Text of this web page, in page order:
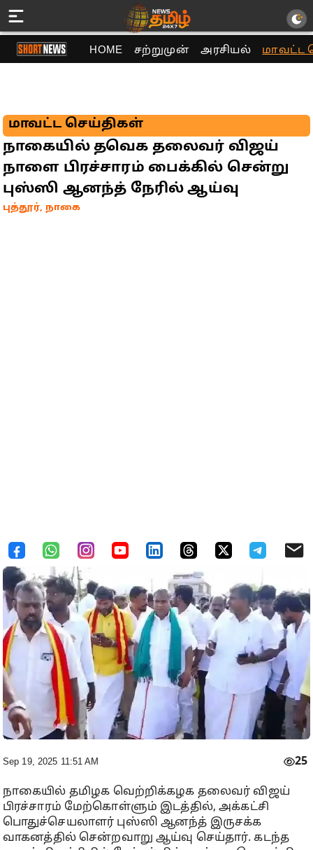
HOME சற்றுமுன் அரசியல் மாவட்ட
மாவட்ட செய்திகள்
நாகையில் தவெக தலைவர் விஜய்
நாளை பிரச்சாரம் பைக்கில் சென்று
புஸ்ஸி ஆனந்த் நேரில் ஆய்வு
புத்தூர், நாகை
Sep 19, 2025 11:51 AM 25
நாகையில் தமிழக வெற்றிக்கழக தலைவர் விஜய்
பிரச்சாரம் மேற்கொள்ளும் இடத்தில், அக்கட்சி
பொதுச்செயலாளர் புஸ்ஸி ஆனந்த் இருசக்க
வாகனத்தில் சென்றவாறு ஆய்வு செய்தார். கடந்த